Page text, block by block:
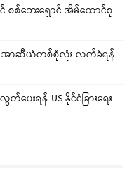
စစ်ဘေးရှောင် အိမ်ထောင်စု
အာဆီယံတစ်စုံလုံး လက်ခံရန်
ပေးရန် US နိုင်ငံခြားရေး